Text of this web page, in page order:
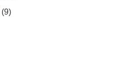
(9)